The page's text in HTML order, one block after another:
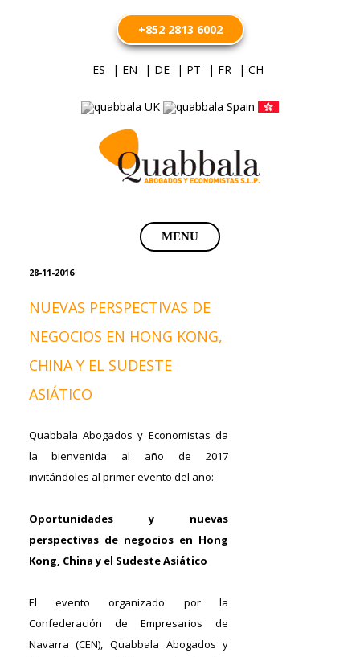
+852 2813 6002
ES | EN | DE | PT | FR | CH
MENU
28-11-2016
NUEVAS PERSPECTIVAS DE
NEGOCIOS EN HONG KONG,
CHINA Y EL SUDESTE
ASIÁTICO
Quabbala Abogados y Economistas da
la bienvenida al año de 2017
invitándoles al primer evento del año:
Oportunidades y nuevas
perspectivas de negocios en Hong
Kong, China y el Sudeste Asiático
El evento organizado por la
Confederación de Empresarios de
Navarra (CEN), Quabbala Abogados y